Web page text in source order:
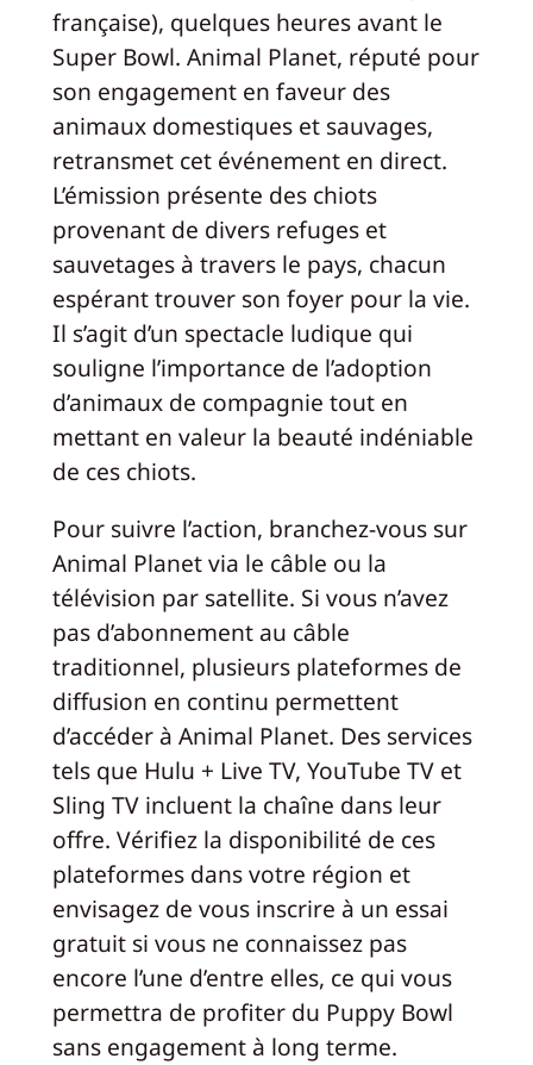
française), quelques heures avant le
Super Bowl. Animal Planet, réputé pour
son engagement en faveur des
animaux domestiques et sauvages,
retransmet cet événement en direct.
L’émission présente des chiots
provenant de divers refuges et
sauvetages à travers le pays, chacun
espérant trouver son foyer pour la vie.
Il s’agit d’un spectacle ludique qui
souligne l’importance de l’adoption
d’animaux de compagnie tout en
mettant en valeur la beauté indéniable
de ces chiots.
Pour suivre l’action, branchez-vous sur
Animal Planet via le câble ou la
télévision par satellite. Si vous n’avez
pas d’abonnement au câble
traditionnel, plusieurs plateformes de
diffusion en continu permettent
d’accéder à Animal Planet. Des services
tels que Hulu + Live TV, YouTube TV et
Sling TV incluent la chaîne dans leur
offre. Vérifiez la disponibilité de ces
plateformes dans votre région et
envisagez de vous inscrire à un essai
gratuit si vous ne connaissez pas
encore l’une d’entre elles, ce qui vous
permettra de profiter du Puppy Bowl
sans engagement à long terme.